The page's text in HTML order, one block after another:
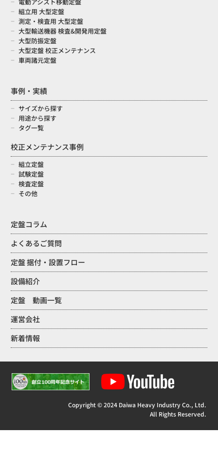
組立用 大型定盤
測定・検査用 大型定盤
大型輸送機器 検査&開発用定盤
大型防振定盤
大型定盤 校正メンテナンス
車両諸元定盤
事例・実績
サイズから探す
用途から探す
タグ一覧
校正メンテナンス事例
組立定盤
試験定盤
検査定盤
その他
定盤コラム
よくあるご質問
定盤 据付・設置フロー
設備紹介
定盤 動画一覧
運営会社
新着情報
Copyright © 2024 Daiwa Heavy Industry Co., Ltd.
All Rights Reserved.